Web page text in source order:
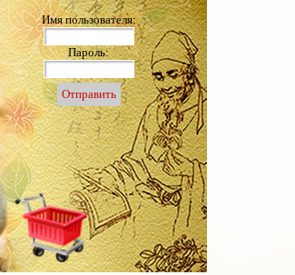
Имя пользователя:
Пароль: